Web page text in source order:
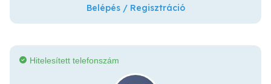
Belépés / Regisztráció
Hitelesített telefonszám